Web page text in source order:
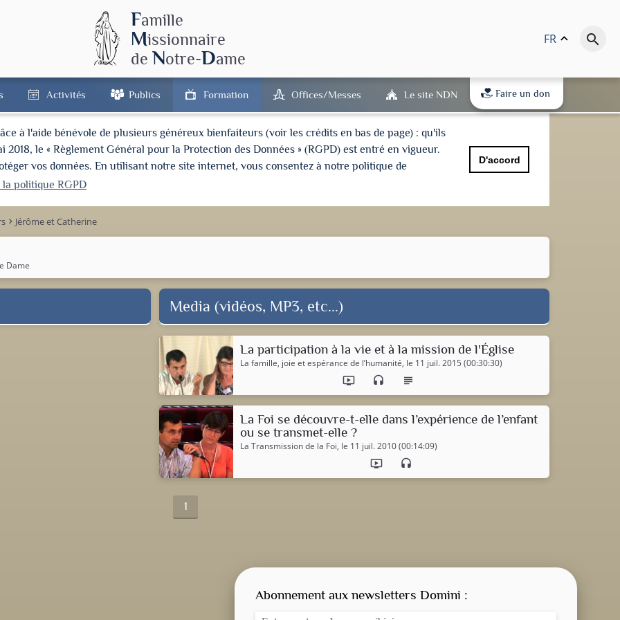
Famille
Missionnaire
de Notre-Dame
FR keyboard_arrow_up search
Activités Publics Formation Offices/Messes Le site NDN Faire un don
à l'aide bénévole de plusieurs généreux bienfaiteurs (voir les crédits en bas de page) : qu'ils
le « Règlement Général pour la Protection des Données » (RGPD) est entré en vigueur.
vos données. En utilisant notre site internet, vous consentez à notre politique de
la politique RGPD
D'accord
keyboard_arrow_right Jérôme et Catherine
Dame
Media (vidéos, MP3, etc...)
La participation à la vie et à la mission de l'Église
La famille, joie et espérance de l’humanité, le 11 juil. 2015 (00:30:30)
ondemand_video headset subject
La Foi se découvre-t-elle dans l’expérience de l’enfant
ou se transmet-elle ?
La Transmission de la Foi, le 11 juil. 2010 (00:14:09)
ondemand_video headset
1
Abonnement aux newsletters Domini :